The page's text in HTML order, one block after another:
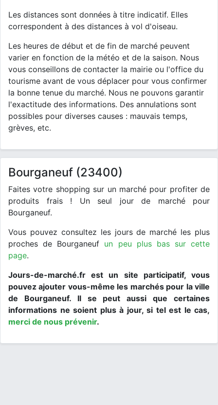
Les distances sont données à titre indicatif. Elles
correspondent à des distances à vol d'oiseau.
Les heures de début et de fin de marché peuvent
varier en fonction de la météo et de la saison. Nous
vous conseillons de contacter la mairie ou l'office du
tourisme avant de vous déplacer pour vous confirmer
la bonne tenue du marché. Nous ne pouvons garantir
l'exactitude des informations. Des annulations sont
possibles pour diverses causes : mauvais temps,
grèves, etc.
Bourganeuf (23400)
Faites votre shopping sur un marché pour profiter de
produits frais ! Un seul jour de marché pour
Bourganeuf.
Vous pouvez consultez les jours de marché les plus
proches de Bourganeuf un peu plus bas sur cette
page.
Jours-de-marché.fr est un site participatif, vous
pouvez ajouter vous-même les marchés pour la ville
de Bourganeuf. Il se peut aussi que certaines
informations ne soient plus à jour, si tel est le cas,
merci de nous prévenir.